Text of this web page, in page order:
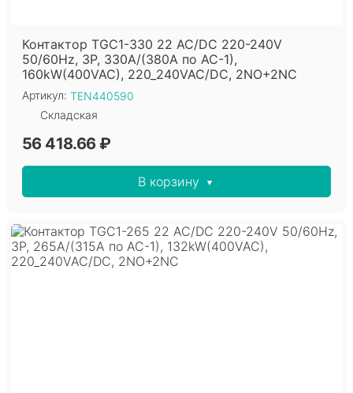
Контактор TGC1-330 22 AC/DC 220-240V
50/60Hz, 3P, 330A/(380A по AC-1),
160kW(400VAC), 220_240VAC/DC, 2NO+2NC
Артикул: TEN440590
Складская
56 418.66 ₽
В корзину